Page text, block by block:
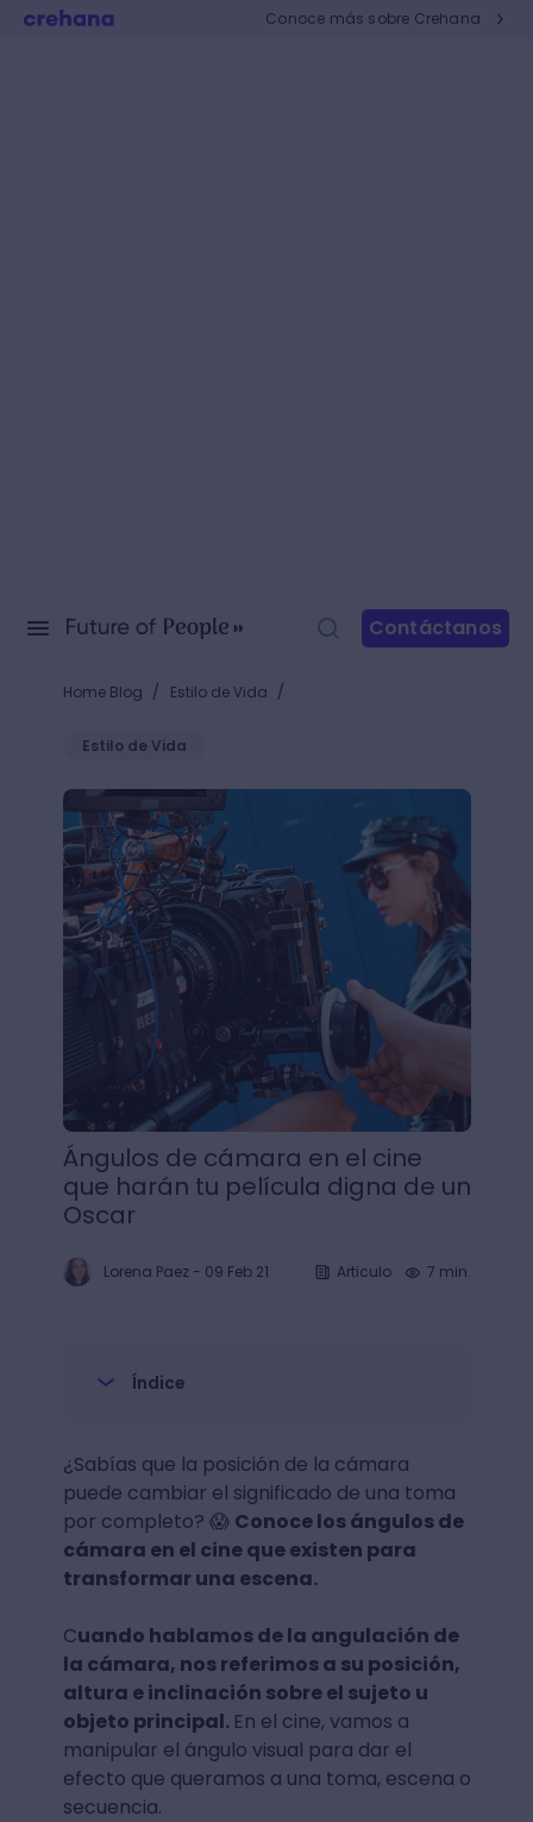
Conoce más sobre Crehana
Contáctanos
Home Blog / Estilo de Vida /
Estilo de Vida
Ángulos de cámara en el cine que harán tu película
Ángulos de cámara en el cine
que harán tu película digna de un
Oscar
Lorena Paez- 09 Feb 21 Articulo 7 min.
Índice
¿Sabías que la posición de la cámara
puede cambiar el significado de una toma
por completo? 😱 Conoce los ángulos de
cámara en el cine que existen para
transformar una escena.
Cuando hablamos de la angulación de
la cámara, nos referimos a su posición,
altura e inclinación sobre el sujeto u
objeto principal. En el cine, vamos a
manipular el ángulo visual para dar el
efecto que queramos a una toma, escena o
secuencia.